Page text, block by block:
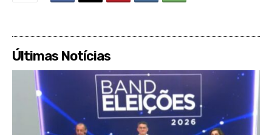
Últimas Notícias